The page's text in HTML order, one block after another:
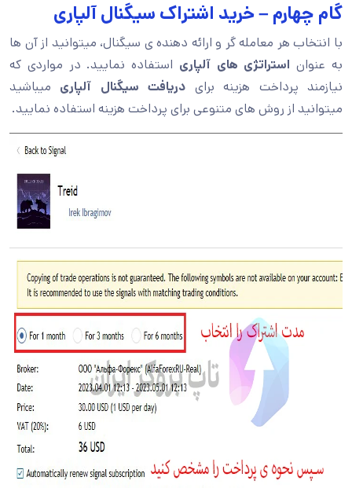
گام چهارم – خرید اشتراک سیگنال آلپاری
با انتخاب هر معامله گر و ارائه دهنده ی سیگنال، میتوانید از آن ها
به عنوان استراتژی های آلپاری استفاده نمایید. در مواردی که
نیازمند پرداخت هزینه برای دریافت سیگنال آلپاری میباشید
میتوانید از روش های متنوعی برای پرداخت هزینه استفاده نمایید.